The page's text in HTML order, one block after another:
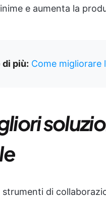
e aumenta la
più: Come migliorare
strumenti di